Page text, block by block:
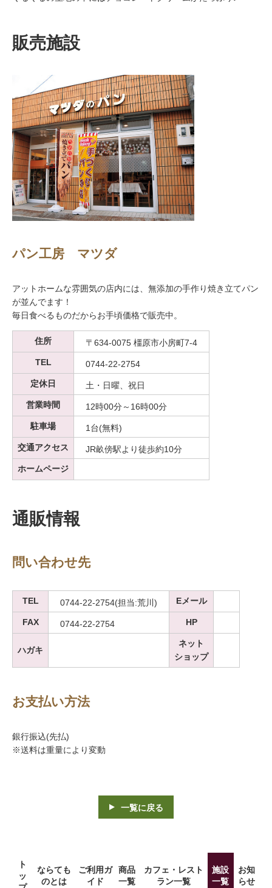
販売施設
パン工房 マツダ
アットホームな雰囲気の店内には、無添加の手作り焼き立てパン
が並んでます！
毎日食べるものだからお手頃価格で販売中。
住所
〒634-0075 橿原市小房町7-4
TEL
0744-22-2754
定休日
土・日曜、祝日
営業時間
12時00分～16時00分
駐車場
1台(無料)
交通アクセス
JR畝傍駅より徒歩約10分
ホームページ
通販情報
問い合わせ先
TEL 0744-22-2754(担当:荒川) Eメール
FAX 0744-22-2754 HP
ハガキ
ネット
ショップ
お支払い方法
銀行振込(先払)
※送料は重量により変動
一覧に戻る
ト
ッ
ならても
のとは
ご利用ガ
イド
商品
一覧
カフェ・レスト
ラン一覧
施設
一覧
お知
らせ